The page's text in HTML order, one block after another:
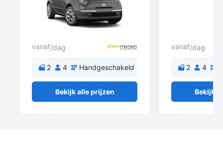
vanaf/dag
2 4 Handgeschakeld
Bekijk alle prijzen
vanaf/dag
2 4
Bekijk